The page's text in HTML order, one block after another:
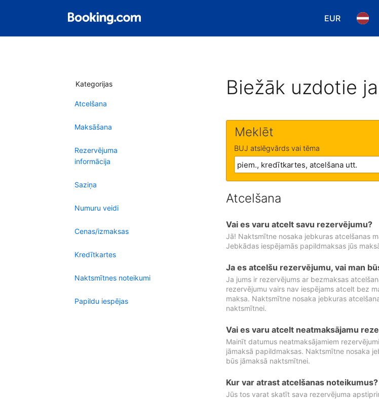
EUR
Izvēlēties
Kategorijas
Atcelšana
Maksāšana
Rezervējuma
informācija
Saziņa
Numuru veidi
Cenas/izmaksas
Kredītkartes
Naktsmītnes noteikumi
Papildu iespējas
Biežāk uzdotie
Meklēt
BUJ atslēgvārds vai tēma
Atcelšana
Vai es varu atcelt savu rezervējumu?
Jā! Naktsmītne nosaka jebkuras atcelšanas
Jebkādas iespējamās papildmaksas jūs
Ja es atcelšu rezervējumu, vai man
Ja jums ir rezervējums ar bezmaksas
rezervējumu vairs nav iespējams atcelt bez
maksa. Naktsmītne nosaka jebkuras
naktsmītnei.
Vai es varu atcelt neatmaksājamu
Mainīt datumus neatmaksājamiem
jāmaksā papildmaksas. Naktsmītne nosaka
būs jāmaksā naktsmītnei.
Kur var atrast atcelšanas noteikumus?
Jūs tos varat skatīt sava rezervējuma